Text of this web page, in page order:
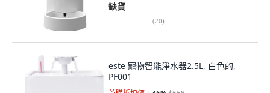
缺貨
(20)
este 寵物智能淨水器2.5L, 白色的,
PF001